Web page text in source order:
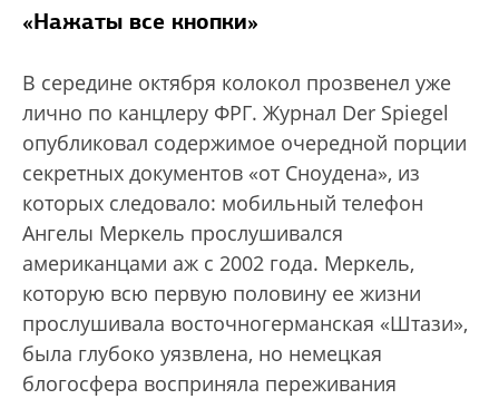
«Нажаты все кнопки»
В середине октября колокол прозвенел уже
лично по канцлеру ФРГ. Журнал Der Spiegel
опубликовал содержимое очередной порции
секретных документов «от Сноудена», из
которых следовало: мобильный телефон
Ангелы Меркель прослушивался
американцами аж с 2002 года. Меркель,
которую всю первую половину ее жизни
прослушивала восточногерманская «Штази»,
была глубоко уязвлена, но немецкая
блогосфера восприняла переживания